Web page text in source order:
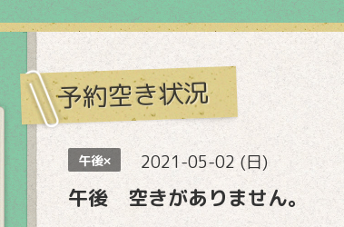
予約空き状況
午後× 2021-05-02 (日)
午後 空きがありません。